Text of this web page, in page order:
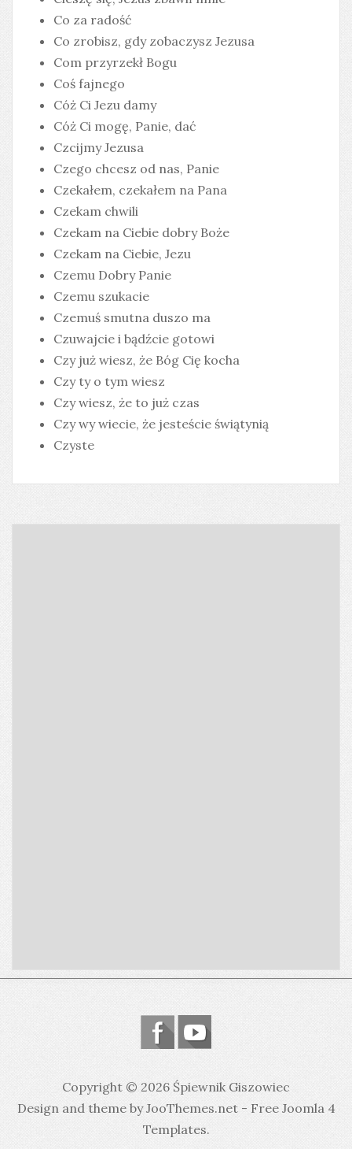
Co za radość
Co zrobisz, gdy zobaczysz Jezusa
Com przyrzekł Bogu
Coś fajnego
Cóż Ci Jezu damy
Cóż Ci mogę, Panie, dać
Czcijmy Jezusa
Czego chcesz od nas, Panie
Czekałem, czekałem na Pana
Czekam chwili
Czekam na Ciebie dobry Boże
Czekam na Ciebie, Jezu
Czemu Dobry Panie
Czemu szukacie
Czemuś smutna duszo ma
Czuwajcie i bądźcie gotowi
Czy już wiesz, że Bóg Cię kocha
Czy ty o tym wiesz
Czy wiesz, że to już czas
Czy wy wiecie, że jesteście świątynią
Czyste
Copyright © 2026 Śpiewnik Giszowiec
Design and theme by JooThemes.net - Free Joomla 4
Templates.